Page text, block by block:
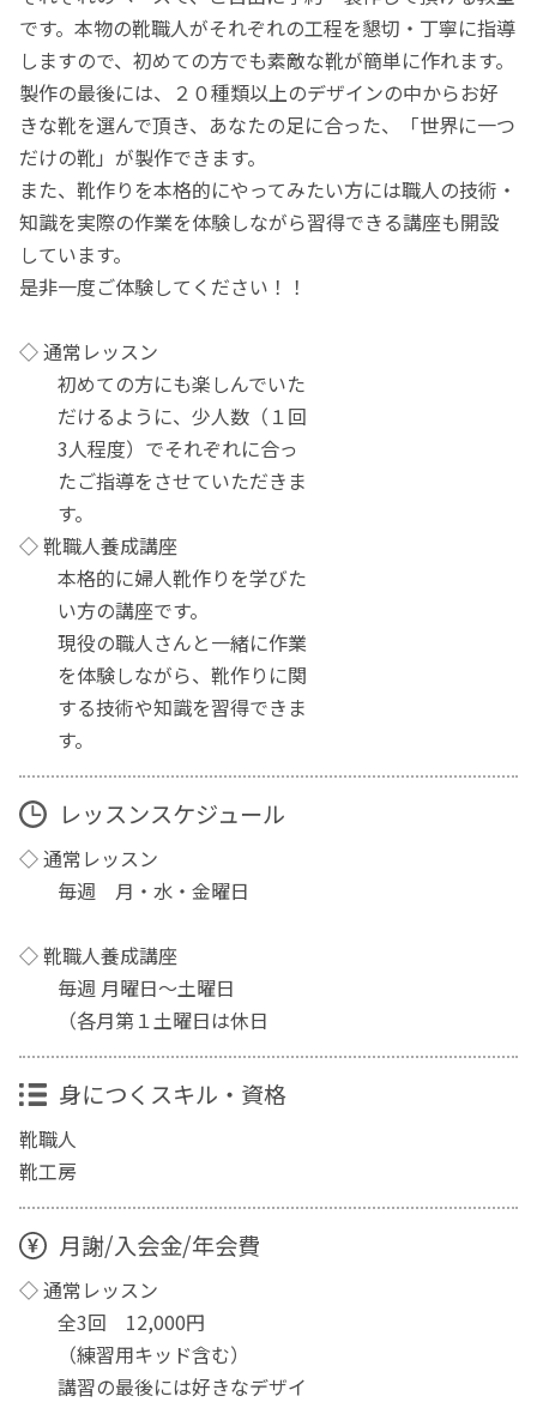
です。本物の靴職人がそれぞれの工程を懇切・丁寧に指導
しますので、初めての方でも素敵な靴が簡単に作れます。
製作の最後には、２０種類以上のデザインの中からお好
きな靴を選んで頂き、あなたの足に合った、「世界に一つ
だけの靴」が製作できます。
また、靴作りを本格的にやってみたい方には職人の技術・
知識を実際の作業を体験しながら習得できる講座も開設
しています。
是非一度ご体験してください！！
◇ 通常レッスン
初めての方にも楽しんでいた
だけるように、少人数（１回
3人程度）でそれぞれに合っ
たご指導をさせていただきま
す。
◇ 靴職人養成講座
本格的に婦人靴作りを学びた
い方の講座です。
現役の職人さんと一緒に作業
を体験しながら、靴作りに関
する技術や知識を習得できま
す。
レッスンスケジュール
◇ 通常レッスン
毎週 月・水・金曜日
◇ 靴職人養成講座
毎週 月曜日～土曜日
（各月第１土曜日は休日
身につくスキル・資格
靴職人
靴工房
月謝/入会金/年会費
◇ 通常レッスン
全3回 12,000円
（練習用キッド含む）
講習の最後には好きなデザイ